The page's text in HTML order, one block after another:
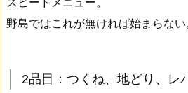
野島ではこれが無ければ始まらない
2品目：つくね、地どり、レ